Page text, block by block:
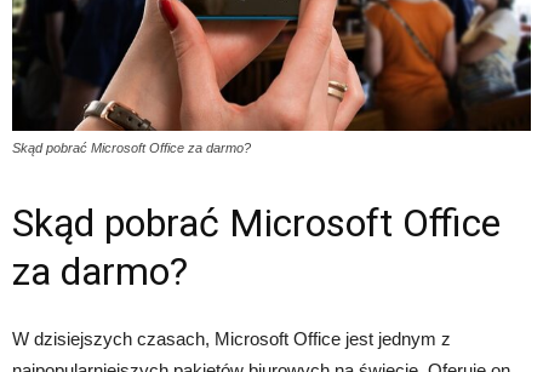
Skąd pobrać Microsoft Office za darmo?
Skąd pobrać Microsoft Office
za darmo?
W dzisiejszych czasach, Microsoft Office jest jednym z